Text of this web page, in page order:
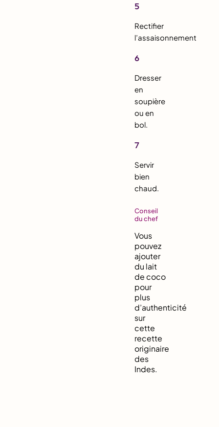
5
Rectifier
l’assaisonnement
6
Dresser
en
soupière
ou en
bol.
7
Servir
bien
chaud.
Conseil
du chef
Vous
pouvez
ajouter
du lait
de coco
pour
plus
d’authenticité
sur
cette
recette
originaire
des
Indes.